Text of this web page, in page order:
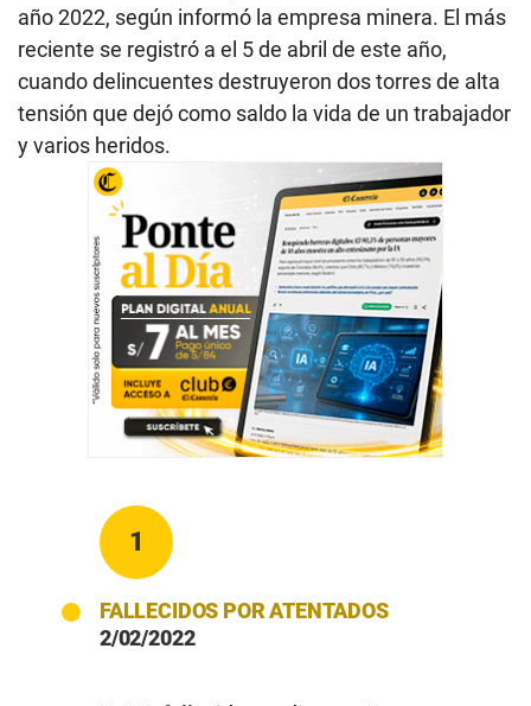
c
o
n
d
año 2022, según informó la empresa minera. El más
reciente se registró a el 5 de abril de este año,
cuando delincuentes destruyeron dos torres de alta
tensión que dejó como saldo la vida de un trabajador
y varios heridos.
1
FALLECIDOS POR ATENTADOS
2/02/2022